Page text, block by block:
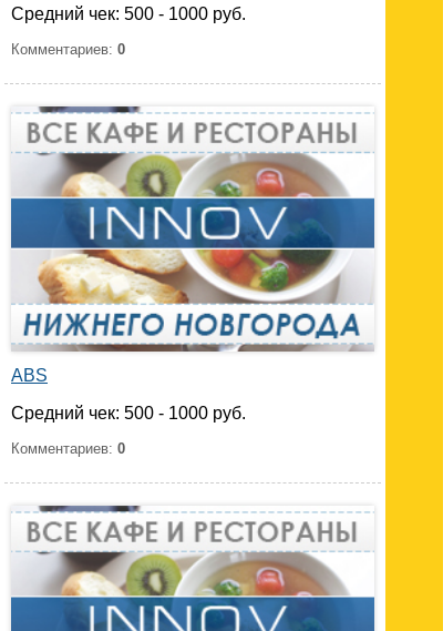
Средний чек: 500 - 1000 руб.
Комментариев: 0
ABS
Средний чек: 500 - 1000 руб.
Комментариев: 0